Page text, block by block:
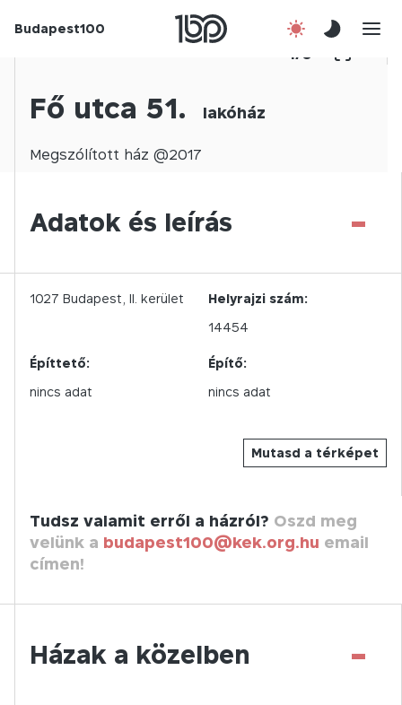
Budapest100
1/ 0
Fő utca 51. lakóház
Megszólított ház @2017
Adatok és leírás -
Mutasd a térképet
1027 Budapest, II. kerület
Helyrajzi szám:
14454
Építtető:
nincs adat
Építő:
nincs adat
Tudsz valamit erről a házról? Oszd meg
velünk a budapest100@kek.org.hu email
címen!
Házak a közelben -